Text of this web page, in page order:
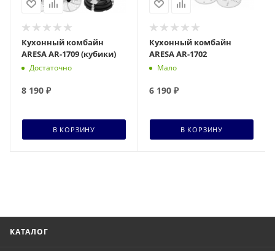
Кухонный комбайн
ARESA AR-1709 (кубики)
Достаточно
8 190 ₽
В КОРЗИНУ
Кухонный комбайн
ARESA AR-1702
Мало
6 190 ₽
В КОРЗИНУ
КАТАЛОГ